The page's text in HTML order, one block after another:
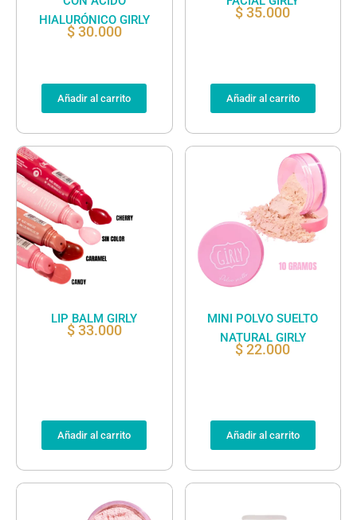
HIALURÓNICO GIRLY
$30.000
Añadir al carrito
$35.000
Añadir al carrito
LIP BALM GIRLY
$33.000
Añadir al carrito
MINI POLVO SUELTO
NATURAL GIRLY
$22.000
Añadir al carrito